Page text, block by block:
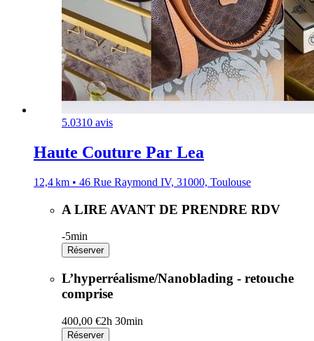
5.0310 avis
Haute Couture Par Lea
12,4 km • 46 Rue Raymond IV, 31000, Toulouse
A LIRE AVANT DE PRENDRE RDV
-5min
Réserver
L’hyperréalisme/Nanoblading - retouche
comprise
400,00 €2h 30min
Réserver